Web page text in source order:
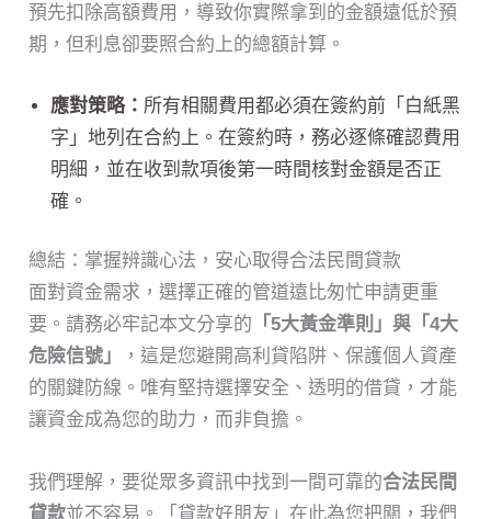
預先扣除高額費用，導致你實際拿到的金額遠低於預
期，但利息卻要照合約上的總額計算。
應對策略： 所有相關費用都必須在簽約前「白紙黑
字」地列在合約上。在簽約時，務必逐條確認費用
明細，並在收到款項後第一時間核對金額是否正
確。
總結：掌握辨識心法，安心取得合法民間貸款
面對資金需求，選擇正確的管道遠比匆忙申請更重
要。請務必牢記本文分享的 「5大黃金準則」與「4大
危險信號」
，這是您避開高利貸陷阱、保護個人資產
的關鍵防線。唯有堅持選擇安全、透明的借貸，才能
讓資金成為您的助力，而非負擔。
我們理解，要從眾多資訊中找到一間可靠的合法民間
貸款並不容易。「貸款好朋友」在此為您把關，我們